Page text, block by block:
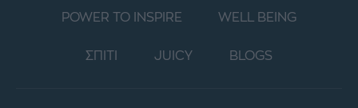
POWER TO INSPIRE WELL BEING
ΣΠΙΤΙ JUICY BLOGS